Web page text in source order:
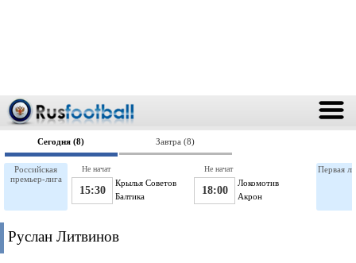
Сегодня (8) Завтра (8)
Российская
премьер-лига
Крылья Советов
15:30 Балтика
Не начат
Локомотив
18:00 Акрон
Не начат Первая
Руслан Литвинов